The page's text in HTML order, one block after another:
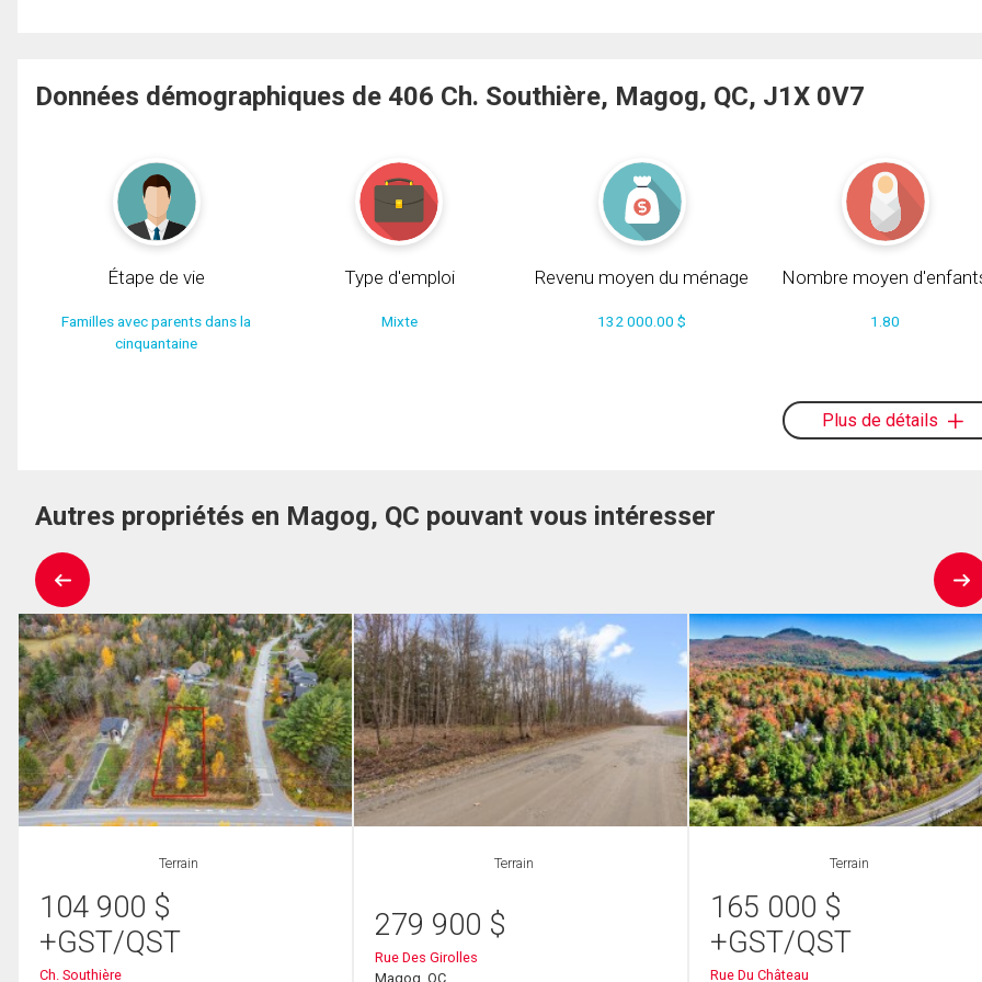
Données démographiques de 406 Ch. Southière, Magog, QC, J1X 0V7
Étape de vie
Familles avec parents dans la
cinquantaine
Type d'emploi
Mixte
Revenu moyen du ménage
132 000.00 $
Nombre moyen
1.80
Plus de détails
Autres propriétés en Magog, QC pouvant vous intéresser
Terrain
104 900 $
+GST/QST
Ch. Southière
Terrain
279 900 $
Rue Des Girolles
Magog, QC
Terrain
165 000 $
+GST/QST
Rue Du Château